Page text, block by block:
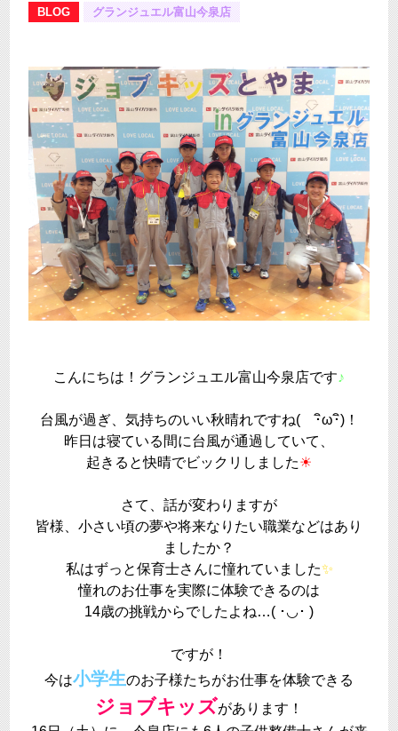
BLOG
グランジュエル富山今泉店
こんにちは！グランジュエル富山今泉店です♪
台風が過ぎ、気持ちのいい秋晴れですね( ･ิω･ิ)！
昨日は寝ている間に台風が通過していて、
起きると快晴でビックリしました☀
さて、話が変わりますが
皆様、小さい頃の夢や将来なりたい職業などはあり
ましたか？
私はずっと保育士さんに憧れていました✨
憧れのお仕事を実際に体験できるのは
14歳の挑戦からでしたよね…( ･◡･ )
ですが！
今は小学生のお子様たちがお仕事を体験できる
ジョブキッズがあります！